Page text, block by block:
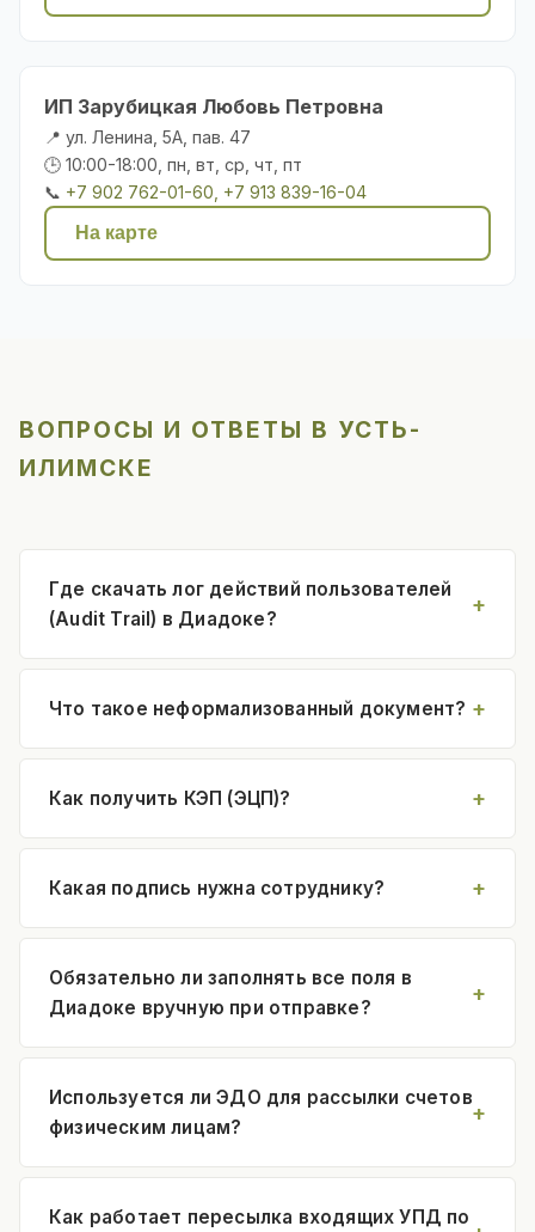
ИП Зарубицкая Любовь Петровна
📍 ул. Ленина, 5А, пав. 47
🕒 10:00-18:00, пн, вт, ср, чт, пт
📞 +7 902 762-01-60, +7 913 839-16-04
На карте
ВОПРОСЫ И ОТВЕТЫ В УСТЬ-
ИЛИМСКЕ
Где скачать лог действий пользователей
(Audit Trail) в Диадоке?
Что такое неформализованный документ?
Как получить КЭП (ЭЦП)?
Какая подпись нужна сотруднику?
Обязательно ли заполнять все поля в
Диадоке вручную при отправке?
Используется ли ЭДО для рассылки счетов
физическим лицам?
Как работает пересылка входящих УПД по